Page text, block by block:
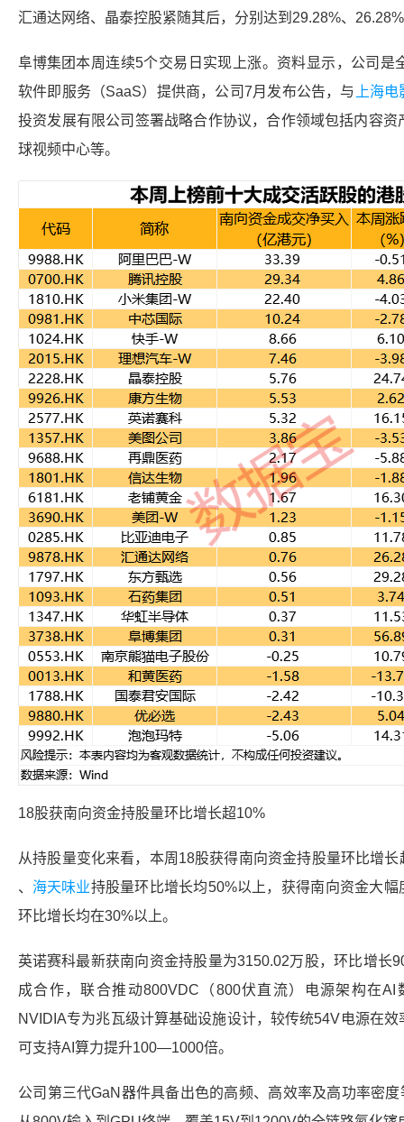
汇通达网络、 晶泰控股紧随其后，分别达到29.28%、
阜博集团本周连续5个交易日实现上涨。资料显示，公司是
软件即服务（SaaS）提供商，公司7月发布公告，与 上海电
投资发展有限公司签署战略合作协议，合作领域包括内容
球视频中心等。
18股获南向资金持股量环比增长超10%
从持股量变化来看，本周18股获得南向资金持股量环比增
、 海天味业持股量环比增长均50%以上，获得南向资金大幅
环比增长均在30%以上。
英诺赛科最新获南向资金持股量为3150.02万股，环比增长
成合作，联合推动800VDC（800伏直流）电源架构在
NVIDIA专为兆瓦级计算基础设施设计，较传统54V电源在
可支持AI算力提升100—1000倍。
公司第三代GaN器件具备出色的高频、高效率及高功率密